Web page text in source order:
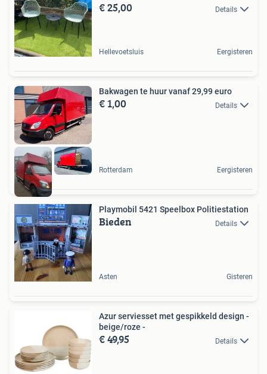
€ 25,00 Details
Hellevoetsluis Eergisteren
Bakwagen te huur vanaf 29,99 euro
€ 1,00 Details
Rotterdam Eergisteren
Playmobil 5421 Speelbox Politiestation
Bieden Details
Asten Gisteren
Azur serviesset met gespikkeld design -
beige/roze -
€ 49,95 Details